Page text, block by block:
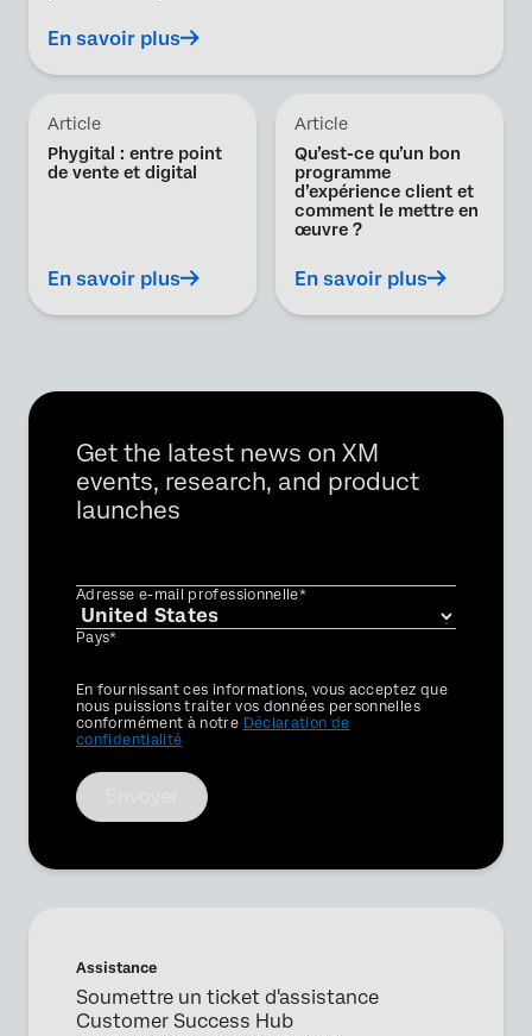
En savoir plus
Article
Phygital : entre point
de vente et digital
En savoir plus
Article
Qu’est-ce qu’un bon
programme
d’expérience client et
comment le mettre en
œuvre ?
En savoir plus
Get the latest news on XM
events, research, and product
launches
Adresse e-mail professionnelle*
Pays*
Privacy
Optin
En fournissant ces informations, vous acceptez que
nous puissions traiter vos données personnelles
conformément à notre Déclaration de
confidentialité
Assistance
Soumettre un ticket d'assistance
Customer Success Hub